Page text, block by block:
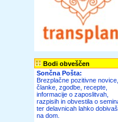
Bodi obveščen
Sončna Pošta:
Brezplačne pozitivne novice,
članke, zgodbe, recepte,
informacije o zaposlitvah,
razpisih in obvestila o
ter delavnicah lahko
na dom.